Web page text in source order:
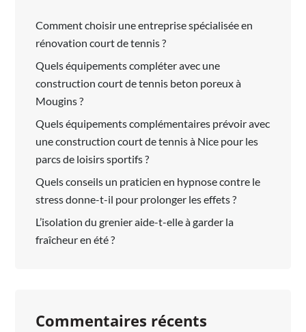
Comment choisir une entreprise spécialisée en
rénovation court de tennis ?
Quels équipements compléter avec une
construction court de tennis beton poreux à
Mougins ?
Quels équipements complémentaires prévoir avec
une construction court de tennis à Nice pour les
parcs de loisirs sportifs ?
Quels conseils un praticien en hypnose contre le
stress donne-t-il pour prolonger les effets ?
L’isolation du grenier aide-t-elle à garder la
fraîcheur en été ?
Commentaires récents